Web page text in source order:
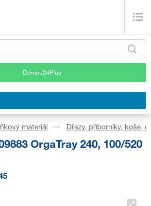
Démos24Plus
materiál Dřezy, příborníky, koše,
OrgaTray 240, 100/520